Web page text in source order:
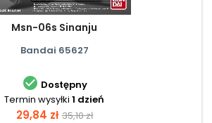
Msn-06s Sinanju
Bandai 65627
 Dostępny
Termin wysyłki 1 dzień
Cena
29,84 zł Cena
35,10 zł